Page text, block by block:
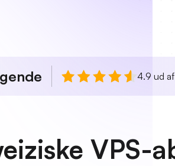
4.9 ud
VPS-